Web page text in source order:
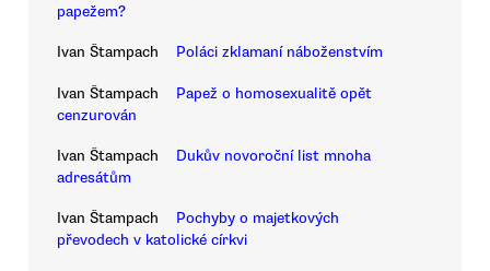
papežem?
Ivan Štampach Poláci zklamaní náboženstvím
Ivan Štampach
Papež o homosexualitě opět
cenzurován
Ivan Štampach
Dukův novoroční list mnoha
adresátům
Ivan Štampach
Pochyby o majetkových
převodech v katolické církvi